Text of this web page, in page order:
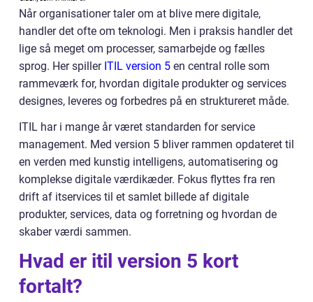
Når organisationer taler om at blive mere digitale,
handler det ofte om teknologi. Men i praksis handler det
lige så meget om processer, samarbejde og fælles
sprog. Her spiller ITIL version 5 en central rolle som
rammeværk for, hvordan digitale produkter og services
designes, leveres og forbedres på en struktureret måde.
ITIL har i mange år været standarden for service
management. Med version 5 bliver rammen opdateret til
en verden med kunstig intelligens, automatisering og
komplekse digitale værdikæder. Fokus flyttes fra ren
drift af itservices til et samlet billede af digitale
produkter, services, data og forretning og hvordan de
skaber værdi sammen.
Hvad er itil version 5 kort
fortalt?